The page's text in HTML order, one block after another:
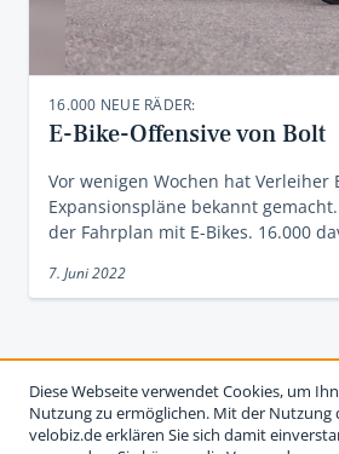
16.000 NEUE RÄDER:
E-Bike-Offensive von Bolt
Vor wenigen Wochen hat Verleiher
Expansionspläne bekannt
der Fahrplan mit E-Bikes. 16.000
7. Juni 2022
Diese Webseite verwendet Cookies, um
Nutzung zu ermöglichen. Mit der Nutzung
velobiz.de erklären Sie sich damit